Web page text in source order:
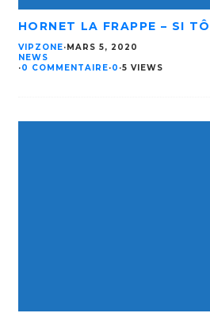
HORNET LA FRAPPE – SI
VIPZONE· MARS 5, 2020
NEWS
·0 COMMENTAIRE·0 ·5 VIEWS